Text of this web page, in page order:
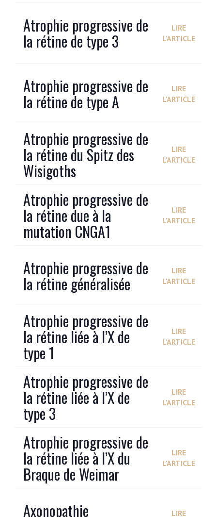
Atrophie progressive de
la rétine de type 3
LIRE
L'ARTICLE
Atrophie progressive de
la rétine de type A
LIRE
L'ARTICLE
Atrophie progressive de
la rétine du Spitz des
Wisigoths
LIRE
L'ARTICLE
Atrophie progressive de
la rétine due à la
mutation CNGA1
LIRE
L'ARTICLE
Atrophie progressive de
la rétine généralisée
LIRE
L'ARTICLE
Atrophie progressive de
la rétine liée à l’X de
type 1
LIRE
L'ARTICLE
Atrophie progressive de
la rétine liée à l’X de
type 3
LIRE
L'ARTICLE
Atrophie progressive de
la rétine liée à l’X du
Braque de Weimar
LIRE
L'ARTICLE
Axonopathie LIRE